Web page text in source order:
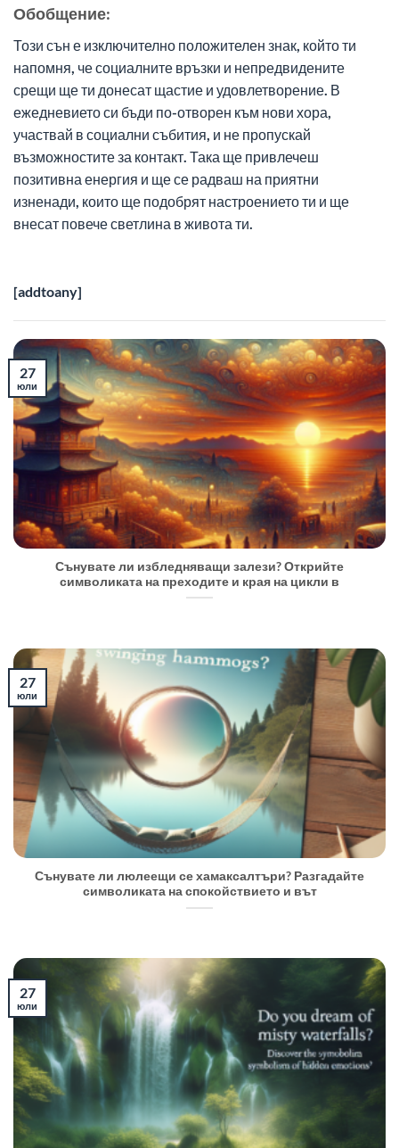
Обобщение:
Този сън е изключително положителен знак, който ти
напомня, че социалните връзки и непредвидените
срещи ще ти донесат щастие и удовлетворение. В
ежедневието си бъди по-отворен към нови хора,
участвай в социални събития, и не пропускай
възможностите за контакт. Така ще привлечеш
позитивна енергия и ще се радваш на приятни
изненади, които ще подобрят настроението ти и ще
внесат повече светлина в живота ти.
[addtoany]
Сънувате ли избледняващи залези? Открийте
символиката на преходите и края на цикли в
27
юли
Сънувате ли люлеещи се хамаксалтъри? Разгадайте
символиката на спокойствието и вът
27
юли
27
юли